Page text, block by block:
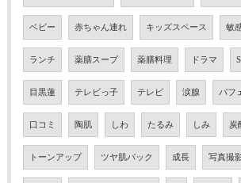
ベビー 赤ちゃん連れ キッズスペース 敏
ランチ 薬膳スープ 薬膳料理 ドラマ
目黒蓮 テレビっ子 テレビ 涙腺 パフ
口コミ 陶肌 しわ たるみ しみ 炭
トーンアップ ツヤ肌パック 成長 写真撮